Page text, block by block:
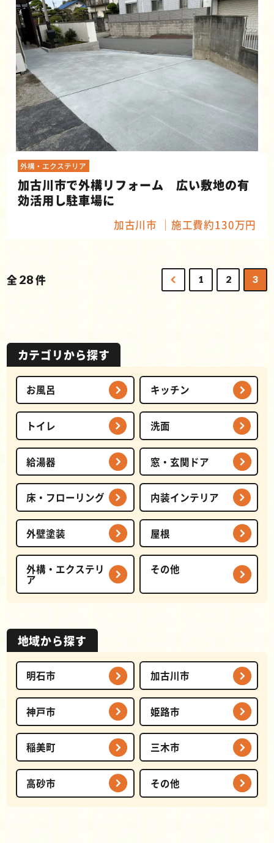
外構・エクステリア
加古川市で外構リフォーム 広い敷地の有
効活用し駐車場に
加古川市 施工費約130万円
全28件 1 2 3
カテゴリから探す
お風呂 キッチン
トイレ 洗面
給湯器 窓・玄関ドア
床・フローリング 内装インテリア
外壁塗装 屋根
外構・エクステリ
ア
その他
地域から探す
明石市 加古川市
神戸市 姫路市
稲美町 三木市
高砂市 その他